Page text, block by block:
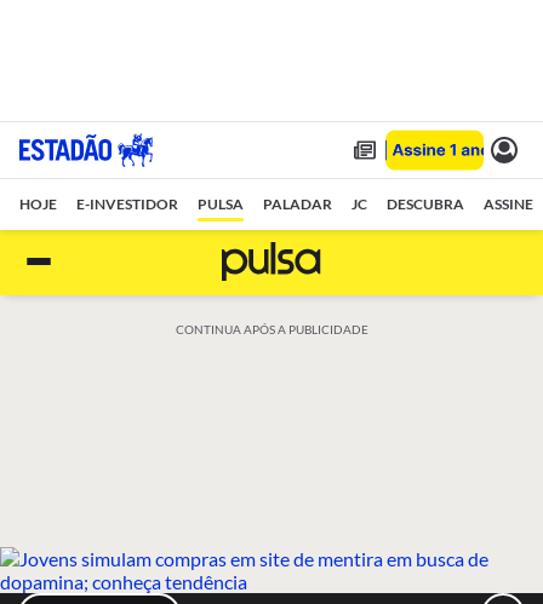
HOJE E-INVESTIDOR PULSA PALADAR JC DESCUBRA ASSINE
CONTINUA APÓS A PUBLICIDADE